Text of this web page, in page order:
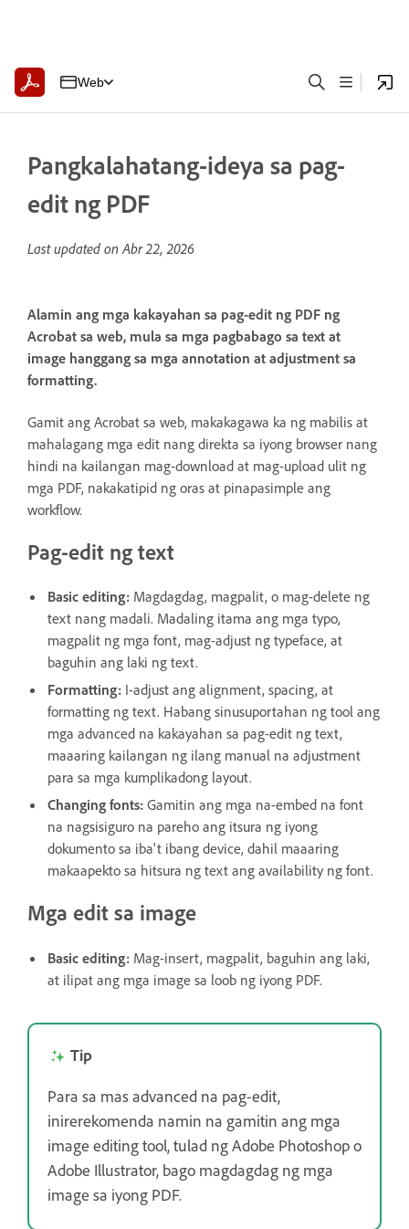
Web
Pangkalahatang-ideya sa pag-
edit ng PDF
Last updated onAbr 22, 2026
Alamin ang mga kakayahan sa pag-edit ng PDF ng
Acrobat sa web, mula sa mga pagbabago sa text at
image hanggang sa mga annotation at adjustment sa
formatting.
Gamit ang Acrobat sa web, makakagawa ka ng mabilis at
mahalagang mga edit nang direkta sa iyong browser nang
hindi na kailangan mag-download at mag-upload ulit ng
mga PDF, nakakatipid ng oras at pinapasimple ang
workflow.
Pag-edit ng text
Basic editing: Magdagdag, magpalit, o mag-delete ng
text nang madali. Madaling itama ang mga typo,
magpalit ng mga font, mag-adjust ng typeface, at
baguhin ang laki ng text.
Formatting: I-adjust ang alignment, spacing, at
formatting ng text. Habang sinusuportahan ng tool ang
mga advanced na kakayahan sa pag-edit ng text,
maaaring kailangan ng ilang manual na adjustment
para sa mga kumplikadong layout.
Changing fonts: Gamitin ang mga na-embed na font
na nagsisiguro na pareho ang itsura ng iyong
dokumento sa iba't ibang device, dahil maaaring
makaapekto sa hitsura ng text ang availability ng font.
Mga edit sa image
Basic editing: Mag-insert, magpalit, baguhin ang laki,
at ilipat ang mga image sa loob ng iyong PDF.
Tip
Para sa mas advanced na pag-edit,
inirerekomenda namin na gamitin ang mga
image editing tool, tulad ng Adobe Photoshop o
Adobe Illustrator, bago magdagdag ng mga
image sa iyong PDF.